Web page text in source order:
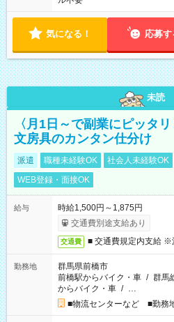
気になる！ 応募す
未読
〈月1日～で副業にピッタ
文房具のカンタン仕分け
派遣 職種未経験OK 社会人未経験OK
WEB登録・面接OK
給与
時給1,500円～1,875円
交通費別途支給あり
交通費 ■ 交通費規定内支給 ※
勤務地
群馬県前橋市
前橋駅からバイク・車 / 群馬
からバイク・車 / …
■物流センターなど ■勤務